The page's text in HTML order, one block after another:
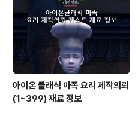
아이온 클래식 마족 요리 제작의뢰
(1~399) 재료 정보